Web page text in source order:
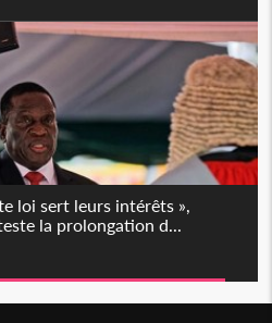
loi sert leurs intérêts »,
la prolongation d...